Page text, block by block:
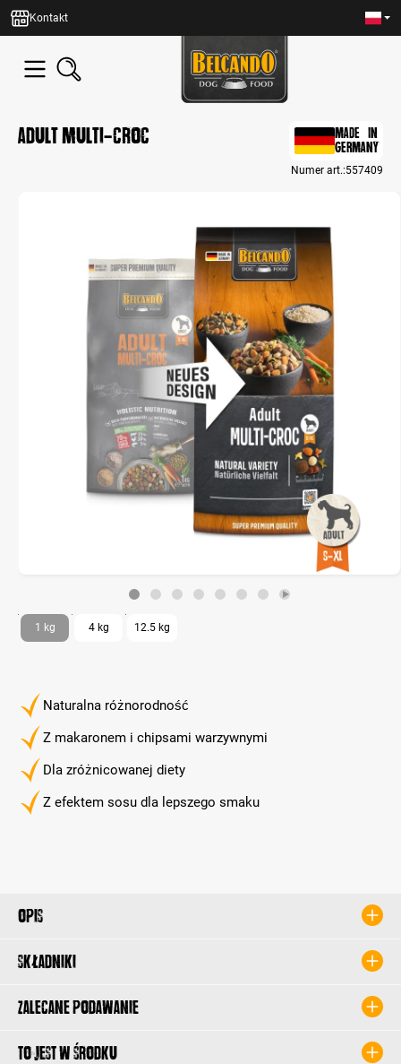
zawartości
Kontakt
Adult Multi-Croc
MADE IN
GERMANY
Numer art.:557409
Naturalna różnorodność
Z makaronem i chipsami warzywnymi
Dla zróżnicowanej diety
Z efektem sosu dla lepszego smaku
1 kg 4 kg 12.5 kg
Opis
Składniki
Zalecane podawanie
To jest w środku